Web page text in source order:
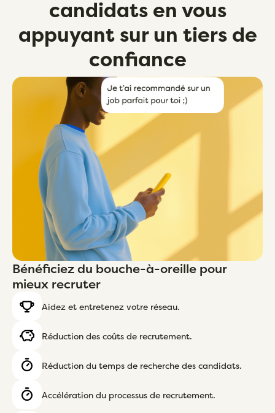
candidats en vous
appuyant sur un tiers de
confiance
Bénéficiez du bouche-à-oreille pour
mieux recruter
Aidez et entretenez votre réseau.
Réduction des coûts de recrutement.
Réduction du temps de recherche des candidats.
Accélération du processus de recrutement.